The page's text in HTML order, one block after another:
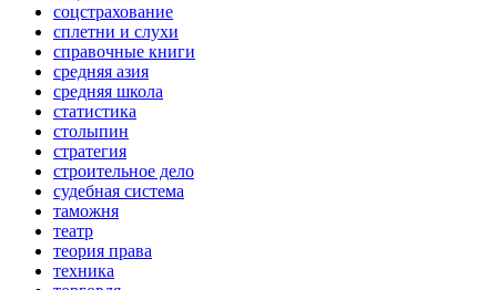
соцстрахование
сплетни и слухи
справочные книги
средняя азия
средняя школа
статистика
столыпин
стратегия
строительное дело
судебная система
таможня
театр
теория права
техника